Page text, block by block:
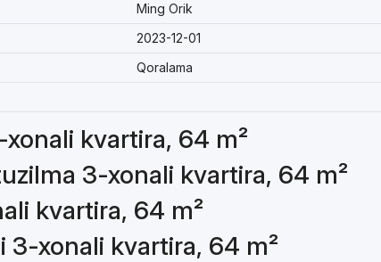
Ming Orik
2023-12-01
Qoralama
kvartira, 64 m²
3-xonali kvartira, 64 m²
kvartira, 64 m²
3-xonali kvartira, 64 m²